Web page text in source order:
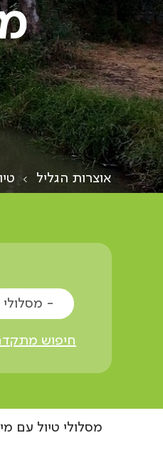
אוצרות הגליל
- מסלולי
חיפוש
מסלולי טיול עם